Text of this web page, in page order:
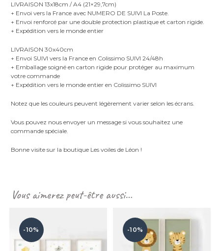
LIVRAISON 13x18cm / A4 (21×29,7cm)
+ Envoi vers la France avec NUMERO DE SUIVI La Poste.
+ Envoi renforcé par une double protection plastique et carton rigide.
+ Expédition vers le monde entier
LIVRAISON 30x40cm
+ Envoi SUIVI vers la France en Colissimo SUIVI 24/48h
+ Emballage soigné en carton rigide pour protéger au maximum
votre commande
+ Expédition vers le monde entier en Colissimo SUIVI
Notez que les couleurs peuvent légèrement varier selon les écrans.
Vous pouvez nous envoyer un message si vous souhaitez une
commande spéciale.
Bonne visite sur la boutique Les voiles de Léon !
Vous aimerez peut-être aussi…
-10% -10%